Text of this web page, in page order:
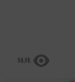
58.9k